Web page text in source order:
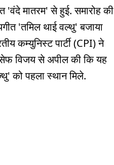
मातरम' से हुई. समारोह की
'तमिल थाई वल्थु' बजाया
कम्युनिस्ट पार्टी (CPI) ने
विजय से अपील की कि यह
को पहला स्थान मिले.